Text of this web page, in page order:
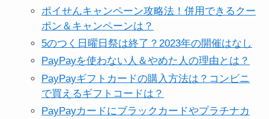
ポイせんキャンペーン攻略法！併用できるクー
ポン＆キャンペーンは？
5のつく日曜日祭は終了？2023年の開催はなし
PayPayを使わない人＆やめた人の理由とは？
PayPayギフトカードの購入方法は？コンビニ
で買えるギフトコードは？
PayPayカードにブラックカードやプラチナカ